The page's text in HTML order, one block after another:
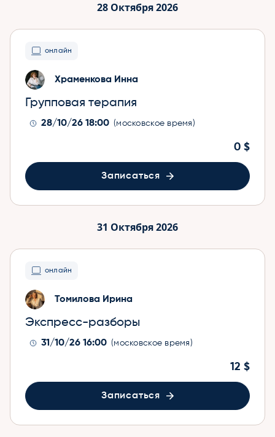
28 Октября 2026
онлайн
Храменкова Инна
Групповая терапия
28/10/26 18:00 (московское время)
0 $
Записаться
31 Октября 2026
онлайн
Томилова Ирина
Экспресс-разборы
31/10/26 16:00 (московское время)
12 $
Записаться